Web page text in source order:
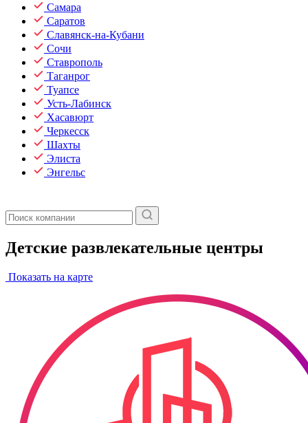
Самара
Саратов
Славянск-на-Кубани
Сочи
Ставрополь
Таганрог
Туапсе
Усть-Лабинск
Хасавюрт
Черкесск
Шахты
Элиста
Энгельс
Детские развлекательные центры
Показать на карте